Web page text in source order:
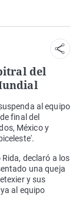
del
al equipo
final del
México y
declaró a los
una queja
y sus
al equipo